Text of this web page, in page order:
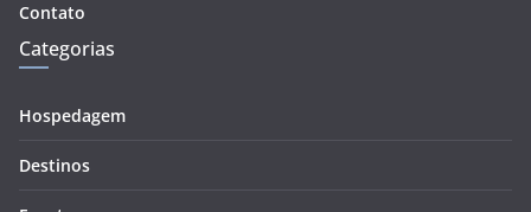
Contato
Categorias
Hospedagem
Destinos